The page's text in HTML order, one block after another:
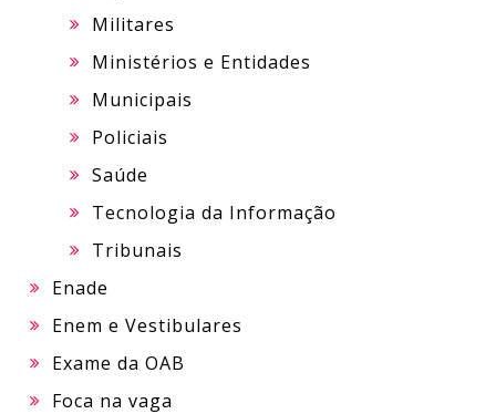
Militares
Ministérios e Entidades
Municipais
Policiais
Saúde
Tecnologia da Informação
Tribunais
Enade
Enem e Vestibulares
Exame da OAB
Foca na vaga